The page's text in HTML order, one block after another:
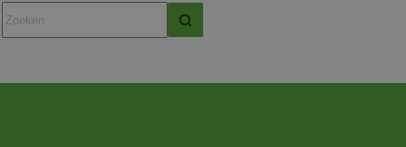
resultaten